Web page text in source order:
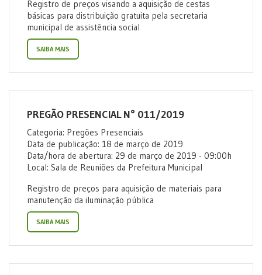
Registro de preços visando a aquisição de cestas
básicas para distribuição gratuita pela secretaria
municipal de assistência social
SAIBA MAIS
PREGÃO PRESENCIAL N° 011/2019
Categoria: Pregões Presenciais
Data de publicação: 18 de março de 2019
Data/hora de abertura: 29 de março de 2019 - 09:00h
Local: Sala de Reuniões da Prefeitura Municipal
Registro de preços para aquisição de materiais para
manutenção da iluminação pública
SAIBA MAIS